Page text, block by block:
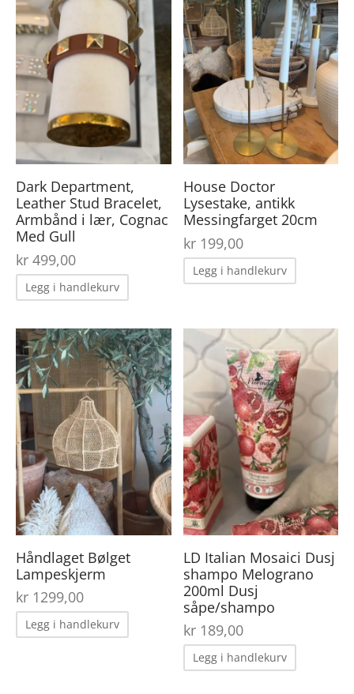
Alternativene
kan
velges
produktsiden
varianter.
kan
velges
på
Dark Department,
Leather Stud Bracelet,
Armbånd i lær, Cognac
Med Gull
kr 499,00
Legg i handlekurv
House Doctor
Lysestake, antikk
Messingfarget 20cm
kr199,00
Legg i handlekurv
Håndlaget Bølget
Lampeskjerm
kr 1299,00
Legg i handlekurv
LD Italian Mosaici Dusj
shampo Melograno
200ml Dusj
såpe/shampo
kr189,00
Legg i handlekurv